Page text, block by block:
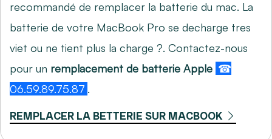
recommandé de remplacer la batterie du mac. La
batterie de votre MacBook Pro se decharge tres
viet ou ne tient plus la charge ?. Contactez-nous
pour un remplacement de batterie Apple ☎
06.59.89.75.87 .
REMPLACER LA BETTERIE SUR MACBOOK